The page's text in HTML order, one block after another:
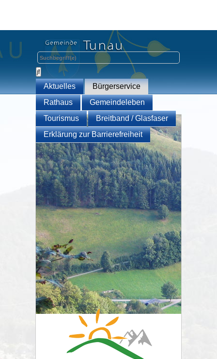
Aktuelles
Bürgerservice
Rathaus
Gemeindeleben
Tourismus
Breitband / Glasfaser
Erklärung zur Barrierefreiheit